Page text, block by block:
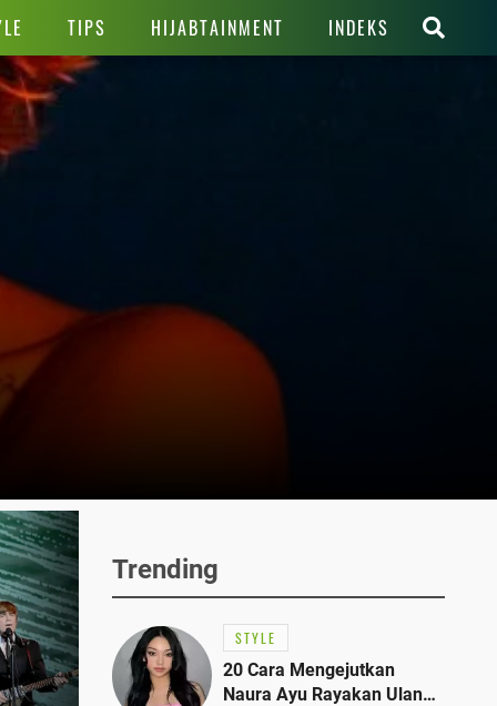
TIPS HIJABTAINMENT INDEKS
Trending
STYLE
20 Cara Mengejutkan
Naura Ayu Rayakan Ulang